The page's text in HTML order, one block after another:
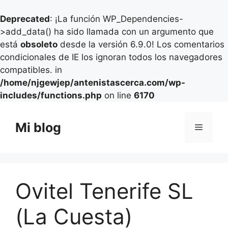
Deprecated: ¡La función WP_Dependencies-
>add_data() ha sido llamada con un argumento que
está obsoleto desde la versión 6.9.0! Los comentarios
condicionales de IE los ignoran todos los navegadores
compatibles. in
/home/njgewjep/antenistascerca.com/wp-
includes/functions.php on line 6170
contenido
Mi blog Menú
Ovitel Tenerife SL
(La Cuesta)